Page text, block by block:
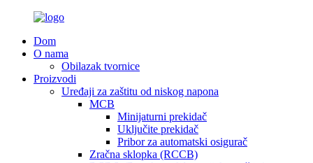
Dom
O nama
Obilazak tvornice
Proizvodi
Uređaji za zaštitu od niskog napona
MCB
Minijaturni prekidač
Uključite prekidač
Pribor za automatski osigurač
Zračna sklopka (RCCB)